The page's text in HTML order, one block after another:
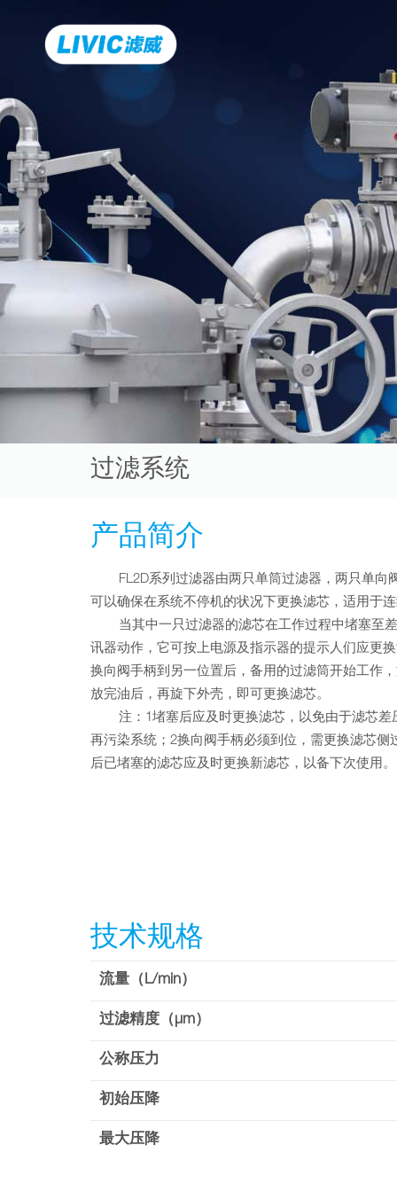
过滤系统
产品简介
FL2D系列过滤器由两只单筒过滤器，两只单向
可以确保在系统不停机的状况下更换滤芯，适用于
当其中一只过滤器的滤芯在工作过程中堵塞至差
讯器动作，它可按上电源及指示器的提示人们应更
换向阀手柄到另一位置后，备用的过滤筒开始工作
放完油后，再旋下外壳，即可更换滤芯。
注：1堵塞后应及时更换滤芯，以免由于滤芯差
再污染系统；2换向阀手柄必须到位，需更换滤芯侧
后已堵塞的滤芯应及时更换新滤芯，以备下次使用。
技术规格
流量（L/min）
过滤精度（µm）
公称压力
初始压降
最大压降